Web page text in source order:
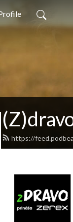
https://